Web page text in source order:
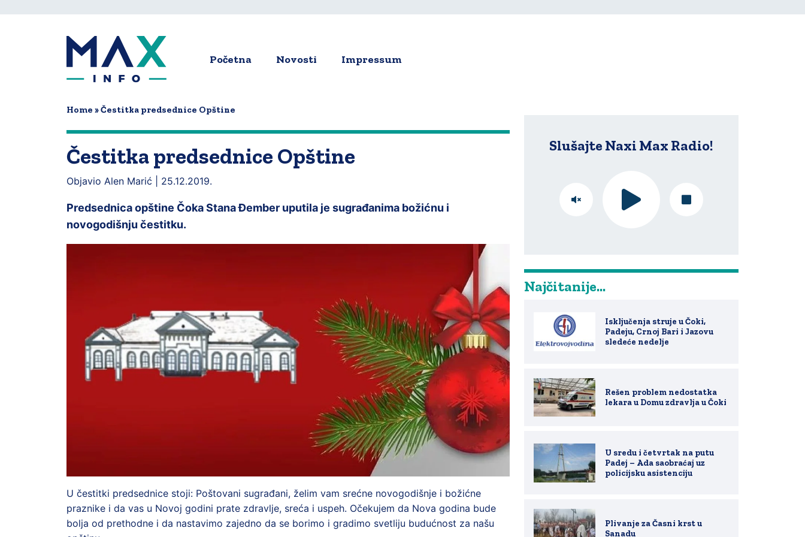
to
Početna Novosti Impressum
Home Čestitka predsednice Opštine
Čestitka predsednice Opštine
Objavio Alen Marić | 25.12.2019.
Predsednica opštine Čoka Stana Đember uputila je sugrađanima božićnu i
novogodišnju čestitku.
U čestitki predsednice stoji: Poštovani sugrađani, želim vam srećne novogodišnje i božićne
praznike i da vas u Novoj godini prate zdravlje, sreća i uspeh. Očekujem da Nova godina bude
bolja od prethodne i da nastavimo zajedno da se borimo i gradimo svetliju budućnost za našu
Slušajte Naxi Max Radio!
Najčitanije...
Isključenja struje u Čoki,
Padeju, Crnoj Bari i Jazovu
sledeće nedelje
Rešen problem nedostatka
lekara u Domu zdravlja u Čoki
U sredu i četvrtak na putu
Padej – Ada saobraćaj uz
policijsku asistenciju
Plivanje za Časni krst u
Sanadu